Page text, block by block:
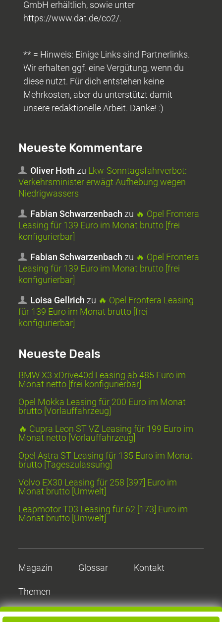
GmbH erhältlich, sowie unter
https://www.dat.de/co2/.
** = Hinweis: Einige Links sind Partnerlinks.
Wir erhalten ggf. eine Vergütung, wenn du
diese nutzt. Für dich entstehen keine
Mehrkosten, aber du unterstützt damit
unsere redaktionelle Arbeit. Danke! :)
Neueste Kommentare
Oliver Hoth zu Lkw-Sonntagsfahrverbot:
Verkehrsminister erwägt Aufhebung wegen
Niedrigwassers
Fabian Schwarzenbach zu 🔥 Opel Frontera
Leasing für 139 Euro im Monat brutto [frei
konfigurierbar]
Fabian Schwarzenbach zu 🔥 Opel Frontera
Leasing für 139 Euro im Monat brutto [frei
konfigurierbar]
Loisa Gellrich zu 🔥 Opel Frontera Leasing
für 139 Euro im Monat brutto [frei
konfigurierbar]
Neueste Deals
BMW X3 xDrive40d Leasing ab 485 Euro im
Monat netto [frei konfigurierbar]
Opel Mokka Leasing für 200 Euro im Monat
brutto [Vorlauffahrzeug]
🔥 Cupra Leon ST VZ Leasing für 199 Euro im
Monat netto [Vorlauffahrzeug]
Opel Astra ST Leasing für 135 Euro im Monat
brutto [Tageszulassung]
Volvo EX30 Leasing für 258 [397] Euro im
Monat brutto [Umwelt]
Leapmotor T03 Leasing für 62 [173] Euro im
Monat brutto [Umwelt]
Magazin Glossar Kontakt
Themen